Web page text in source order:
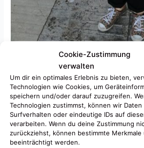
Cookie-Zustimmung
verwalten
Um dir ein optimales Erlebnis zu bieten,
Technologien wie Cookies, um
speichern und/oder darauf zuzugreifen.
Technologien zustimmst, können wir Daten
Surfverhalten oder eindeutige IDs auf
verarbeiten. Wenn du deine Zustimmung
zurückziehst, können bestimmte Merkmale
beeinträchtigt werden.
Demos sind ein demokratisches Tool
wichtig ist, um marginalisierten
Gehör zu verschaffen. Darum biete ich
wenn es um Reden-Halten geht.